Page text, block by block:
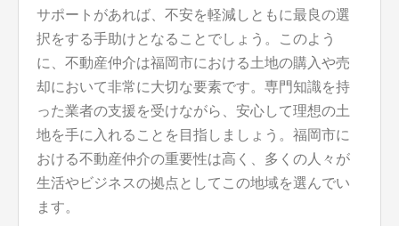
サポートがあれば、不安を軽減しともに最良の選
択をする手助けとなることでしょう。このよう
に、不動産仲介は福岡市における土地の購入や売
却において非常に大切な要素です。専門知識を持
った業者の支援を受けながら、安心して理想の土
地を手に入れることを目指しましょう。福岡市に
おける不動産仲介の重要性は高く、多くの人々が
生活やビジネスの拠点としてこの地域を選んでい
ます。